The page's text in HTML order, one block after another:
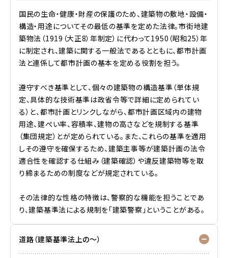
国民の生命・健康・財産の保護のため、建築物の敷地・設備・
構造・用途についてその最低の基準を定めた法律。市街地建
築物法（1919（大正8）年制定）に代わって1950（昭和25）年
に制定され、建築に関する一般法であるとともに、都市計画
法と連係して都市計画の基本を定める役割を担う。
遵守すべき基準として、個々の建築物の構造基準（単体規
定、具体的な技術基準は政省令等で詳細に定められてい
る）と、都市計画とリンクしながら、都市計画区域内の建物
用途、建ぺい率、容積率、建物の高さなどを規制する基準
（集団規定）とが定められている。また、これらの基準を適用
しその遵守を確保するため、建築主事等が建築計画の法令
適合性を確認する仕組み（建築確認）や違反建築物等を取
り締まるための制度などが規定されている。
その法律的な性格の特徴は、警察的な機能を担うことであ
り、建築基準法による規制を「建築警察」ということがある。
道路（建築基準法上の～）